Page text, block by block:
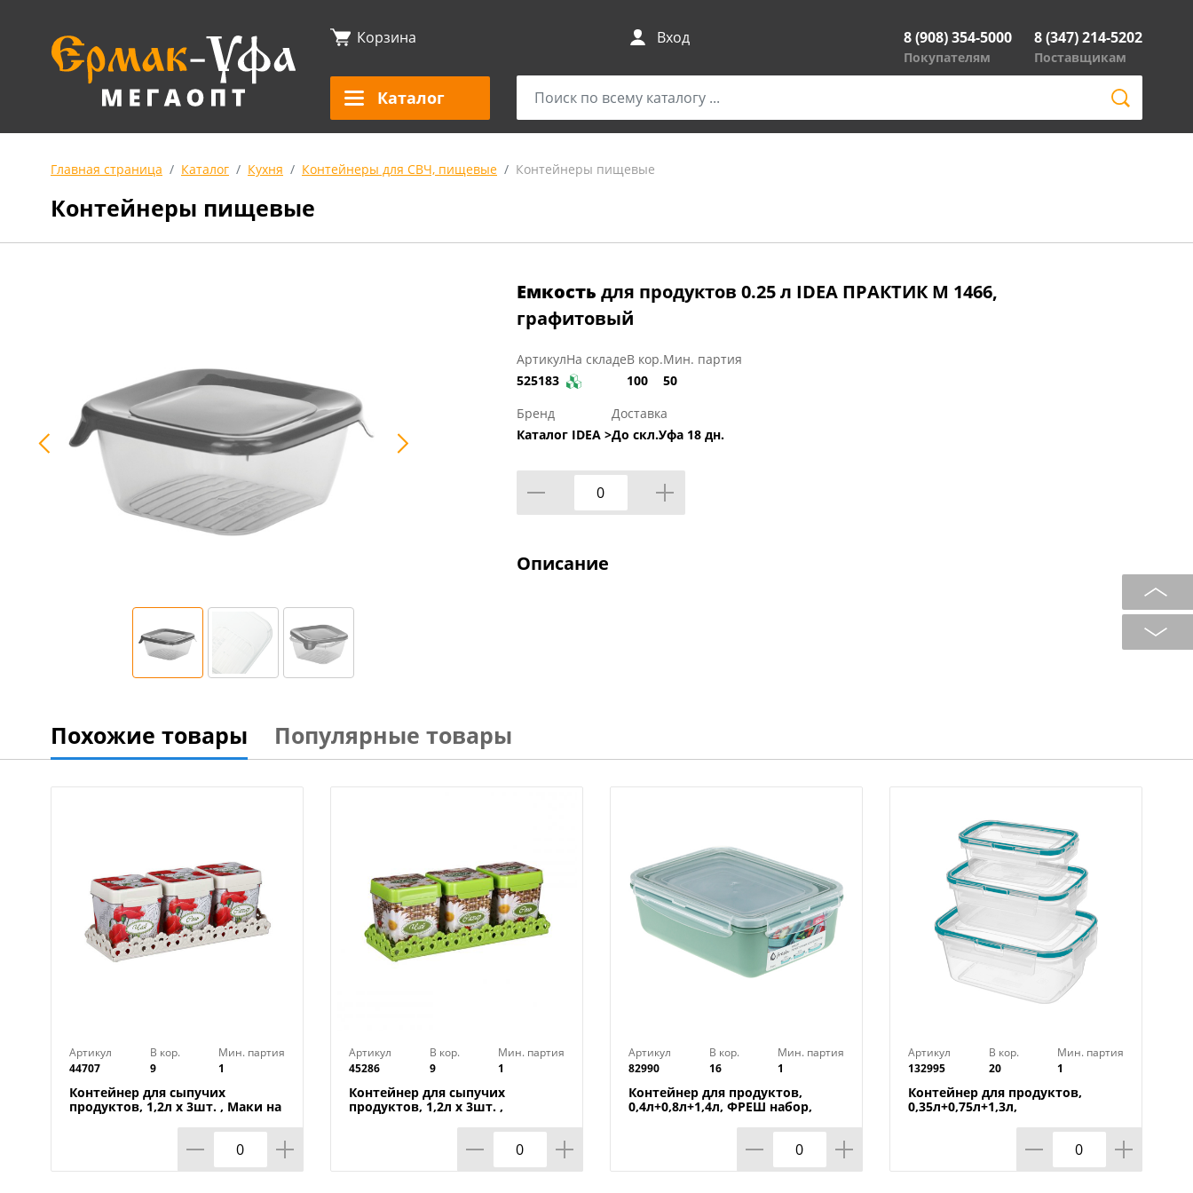
Корзина Вход 8 (908) 354-5000
Покупателям
8 (347) 214-5202
Поставщикам
Каталог
Главная страница Каталог Кухня Контейнеры для СВЧ, пищевые Контейнеры пищевые
Контейнеры пищевые
Емкость для продуктов 0.25 л IDEA ПРАКТИК М 1466,
графитовый
Артикул
525183
На складеВ кор.
100
Мин. партия
50
Бренд
Каталог IDEA >
Доставка
До скл.Уфа 18 дн.
Описание
Похожие товары Популярные товары
Артикул
44707
В кор.
9
Мин. партия
1
Контейнер для сыпучих
продуктов, 1,2л х 3шт. , Маки на
Артикул
45286
В кор.
9
Мин. партия
1
Контейнер для сыпучих
продуктов, 1,2л х 3шт. ,
Артикул
82990
В кор.
16
Мин. партия
1
Контейнер для продуктов,
0,4л+0,8л+1,4л, ФРЕШ набор,
Артикул
132995
В кор.
20
Мин. партия
1
Контейнер для продуктов,
0,35л+0,75л+1,3л,